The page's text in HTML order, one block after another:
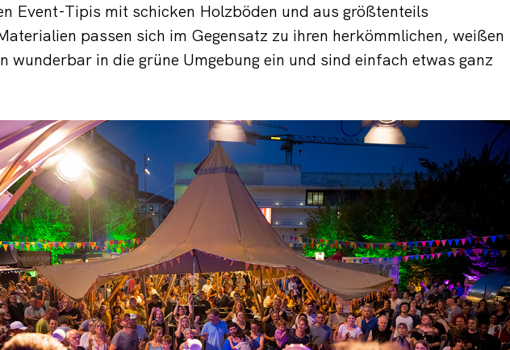
Event-Tipis mit schicken Holzböden und aus größtenteils
passen sich im Gegensatz zu ihren herkömmlichen, weißen
wunderbar in die grüne Umgebung ein und sind einfach etwas ganz